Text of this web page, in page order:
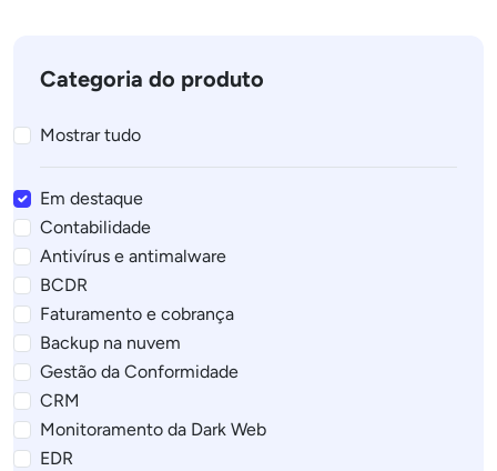
Categoria do produto
Mostrar tudo
Em destaque
Contabilidade
Antivírus e antimalware
BCDR
Faturamento e cobrança
Backup na nuvem
Gestão da Conformidade
CRM
Monitoramento da Dark Web
EDR